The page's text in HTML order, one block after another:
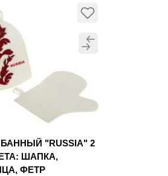
"RUSSIA" 2
ШАПКА,
ФЕТР